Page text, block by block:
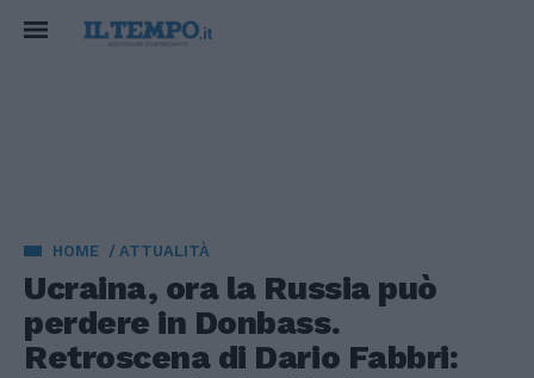
HOME ATTUALITÀ
Ucraina, ora la Russia può
perdere in Donbass.
Retroscena di Dario Fabbri: